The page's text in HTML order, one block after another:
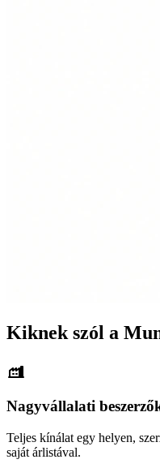
Kiknek szól a
Nagyvállalati
Teljes kínálat egy helyen,
saját árlistával.